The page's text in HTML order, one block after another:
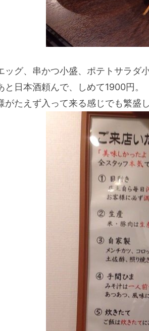
ッグ、串かつ小盛、ポテトサラダ
と日本酒頼んで、しめて1900円。
がたえず入って来る感じでも繁盛し